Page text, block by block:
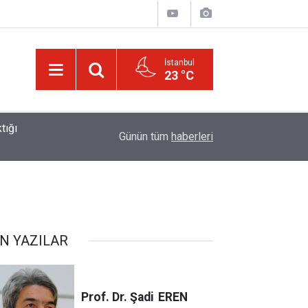
İstanbul
23 °C
Lût kavmine âid o alt-üst olan şehirleri de
Günün tüm haberleri
YAZILAR
Prof. Dr. Şadi EREN